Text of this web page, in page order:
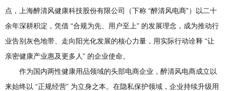
点，上海醉清风健康科技股份有限公司（下称 “醉清风电商”）以二十
余年深耕积淀，凭借 “合规为先、用户至上” 的发展理念，成为推动行
业告别灰色地带、走向阳光化发展的核心力量，用实际行动诠释 “让
亲密健康产业惠及更多人” 的企业使命。
作为国内两性健康用品领域的头部电商企业，醉清风电商成立以
来始终以 “正规经营” 为立身之本。在隐私保护领域，企业持续升级用